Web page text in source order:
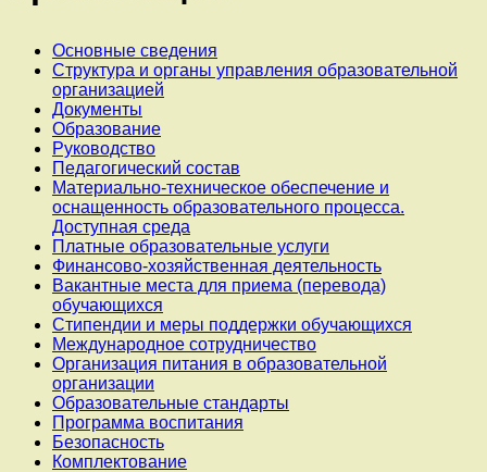
Основные сведения
Структура и органы управления образовательной
организацией
Документы
Образование
Руководство
Педагогический состав
Материально-техническое обеспечение и
оснащенность образовательного процесса.
Доступная среда
Платные образовательные услуги
Финансово-хозяйственная деятельность
Вакантные места для приема (перевода)
обучающихся
Стипендии и меры поддержки обучающихся
Международное сотрудничество
Организация питания в образовательной
организации
Образовательные стандарты
Программа воспитания
Безопасность
Комплектование